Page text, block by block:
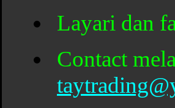
Layari dan
Contact